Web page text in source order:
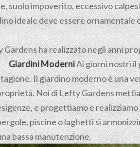
suolo impoverito, eccessivo
ideale deve essere ornamentale
Gardens ha realizzato negli anni
Giardini ModerniAi giorni nostri il
Il giardino moderno è una
Noi di Lefty Gardens
e progettiamo e
piscine o laghetti si
bassa manutenzione.